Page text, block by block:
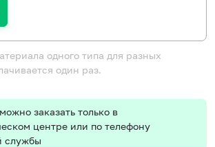
одного типа для разных
один раз.
заказать только в
центре или по телефону
службы